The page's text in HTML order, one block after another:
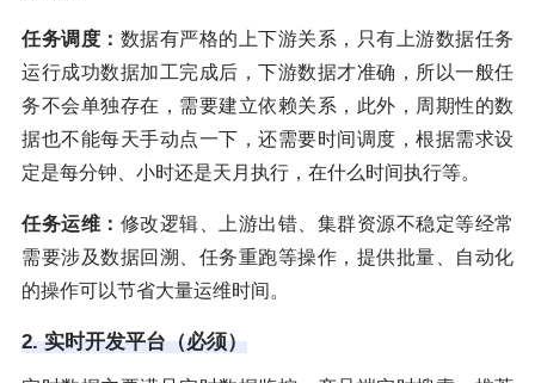
任务调度： 数据有严格的上下游关系，只有上游数据任务
运行成功数据加工完成后，下游数据才准确，所以一般任
务不会单独存在，需要建立依赖关系，此外，周期性的数
据也不能每天手动点一下，还需要时间调度，根据需求设
定是每分钟、小时还是天月执行，在什么时间执行等。
任务运维： 修改逻辑、上游出错、集群资源不稳定等经常
需要涉及数据回溯、任务重跑等操作，提供批量、自动化
的操作可以节省大量运维时间。
2. 实时开发平台（必须）